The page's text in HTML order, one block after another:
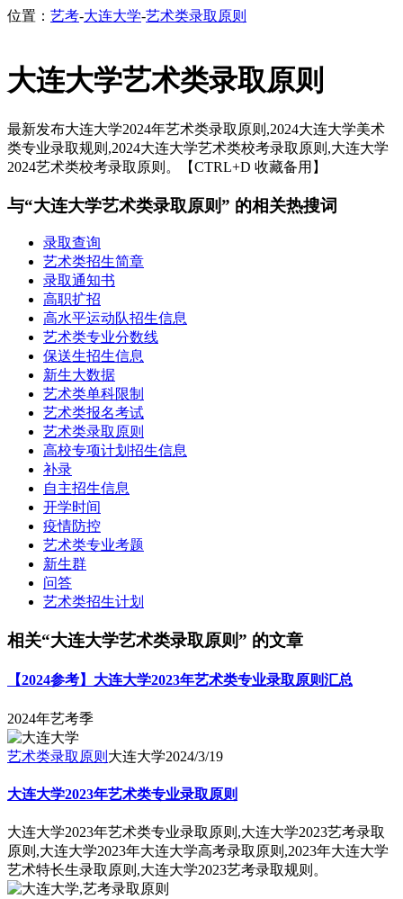
位置： 艺考-大连大学-艺术类录取原则
大连大学艺术类录取原则
最新发布大连大学2024年艺术类录取原则,2024大连大学美术
类专业录取规则,2024大连大学艺术类校考录取原则,大连大学
2024艺术类校考录取原则。【CTRL+D 收藏备用】
与“大连大学艺术类录取原则” 的相关热搜词
录取查询
艺术类招生简章
录取通知书
高职扩招
高水平运动队招生信息
艺术类专业分数线
保送生招生信息
新生大数据
艺术类单科限制
艺术类报名考试
艺术类录取原则
高校专项计划招生信息
补录
自主招生信息
开学时间
疫情防控
艺术类专业考题
新生群
问答
艺术类招生计划
相关“大连大学艺术类录取原则” 的文章
【2024参考】大连大学2023年艺术类专业录取原则汇总
2024年艺考季
艺术类录取原则 大连大学2024/3/19
大连大学2023年艺术类专业录取原则
大连大学2023年艺术类专业录取原则,大连大学2023艺考录取
原则,大连大学2023年大连大学高考录取原则,2023年大连大学
艺术特长生录取原则,大连大学2023艺考录取规则。